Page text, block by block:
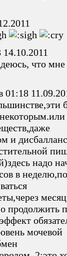
14.10.2011
что мне
01:18
и
надо
в неделю,по
продолжить
мочевой